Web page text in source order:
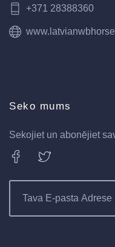
+371 28388360
Seko mums
Sekojiet un abonējiet